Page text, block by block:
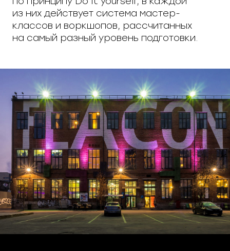
из них действует система мастер-
классов и воркшопов, рассчитанных
на самый разный уровень подготовки.